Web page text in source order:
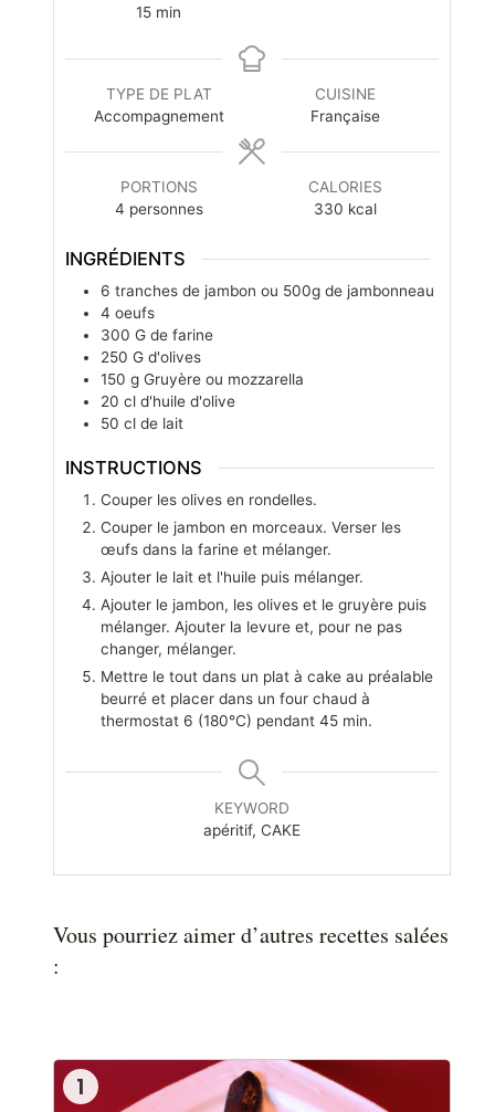
15 min
TYPE DE PLAT
Accompagnement
CUISINE
Française
PORTIONS
4 personnes
CALORIES
330 kcal
INGRÉDIENTS
6 tranches de jambon ou 500g de jambonneau
4 oeufs
300 G de farine
250 G d'olives
150 g Gruyère ou mozzarella
20 cl d'huile d'olive
50 cl de lait
INSTRUCTIONS
Couper les olives en rondelles.
Couper le jambon en morceaux. Verser les
œufs dans la farine et mélanger.
Ajouter le lait et l'huile puis mélanger.
Ajouter le jambon, les olives et le gruyère puis
mélanger. Ajouter la levure et, pour ne pas
changer, mélanger.
Mettre le tout dans un plat à cake au préalable
beurré et placer dans un four chaud à
thermostat 6 (180°C) pendant 45 min.
KEYWORD
apéritif, CAKE
Vous pourriez aimer d’autres recettes salées
:
1